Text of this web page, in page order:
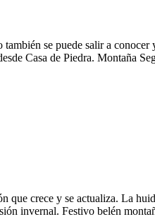
se puede salir a
Casa de Piedra. Montaña
que crece y se actualiza. La
invernal. Festivo belén